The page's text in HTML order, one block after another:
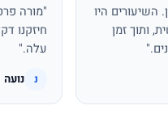
השיעורים היו
ותוך זמן
"מורה
חיזקנו
עלה."
נ נועה